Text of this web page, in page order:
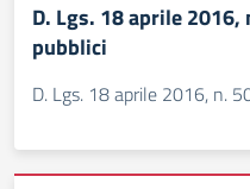
D. Lgs. 18 aprile
pubblici
D. Lgs. 18 aprile 2016, n.